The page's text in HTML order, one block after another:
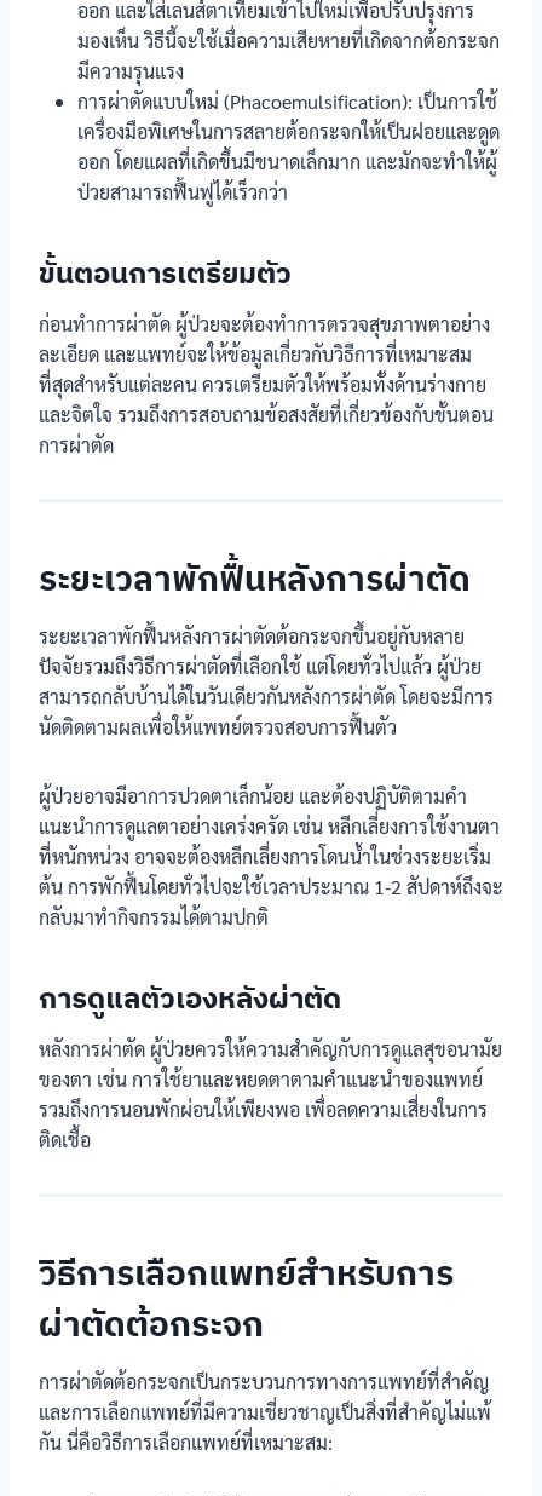
ออก และใส่เลนส์ตาเทียมเข้าไปใหม่เพื่อปรับปรุงการ
มองเห็น วิธีนี้จะใช้เมื่อความเสียหายที่เกิดจากต้อกระจก
มีความรุนแรง
การผ่าตัดแบบใหม่ (Phacoemulsification): เป็นการใช้
เครื่องมือพิเศษในการสลายต้อกระจกให้เป็นฝอยและดูด
ออก โดยแผลที่เกิดขึ้นมีขนาดเล็กมาก และมักจะทำให้ผู้
ป่วยสามารถฟื้นฟูได้เร็วกว่า
ขั้นตอนการเตรียมตัว
ก่อนทำการผ่าตัด ผู้ป่วยจะต้องทำการตรวจสุขภาพตาอย่าง
ละเอียด และแพทย์จะให้ข้อมูลเกี่ยวกับวิธีการที่เหมาะสม
ที่สุดสำหรับแต่ละคน ควรเตรียมตัวให้พร้อมทั้งด้านร่างกาย
และจิตใจ รวมถึงการสอบถามข้อสงสัยที่เกี่ยวข้องกับขั้นตอน
การผ่าตัด
ระยะเวลาพักฟื้นหลังการผ่าตัด
ระยะเวลาพักฟื้นหลังการผ่าตัดต้อกระจกขึ้นอยู่กับหลาย
ปัจจัยรวมถึงวิธีการผ่าตัดที่เลือกใช้ แต่โดยทั่วไปแล้ว ผู้ป่วย
สามารถกลับบ้านได้ในวันเดียวกันหลังการผ่าตัด โดยจะมีการ
นัดติดตามผลเพื่อให้แพทย์ตรวจสอบการฟื้นตัว
ผู้ป่วยอาจมีอาการปวดตาเล็กน้อย และต้องปฏิบัติตามคำ
แนะนำการดูแลตาอย่างเคร่งครัด เช่น หลีกเลี่ยงการใช้งานตา
ที่หนักหน่วง อาจจะต้องหลีกเลี่ยงการโดนน้ำในช่วงระยะเริ่ม
ต้น การพักฟื้นโดยทั่วไปจะใช้เวลาประมาณ 1-2 สัปดาห์ถึงจะ
กลับมาทำกิจกรรมได้ตามปกติ
การดูแลตัวเองหลังผ่าตัด
หลังการผ่าตัด ผู้ป่วยควรให้ความสำคัญกับการดูแลสุขอนามัย
ของตา เช่น การใช้ยาและหยดตาตามคำแนะนำของแพทย์
รวมถึงการนอนพักผ่อนให้เพียงพอ เพื่อลดความเสี่ยงในการ
ติดเชื้อ
วิธีการเลือกแพทย์สำหรับการ
ผ่าตัดต้อกระจก
การผ่าตัดต้อกระจกเป็นกระบวนการทางการแพทย์ที่สำคัญ
และการเลือกแพทย์ที่มีความเชี่ยวชาญเป็นสิ่งที่สำคัญไม่แพ้
กัน นี่คือวิธีการเลือกแพทย์ที่เหมาะสม: